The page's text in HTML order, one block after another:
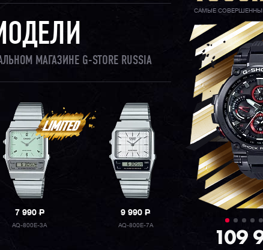
МАГАЗИНЕ G-STORE RUSSIA
7 990P
AQ-800E-3A
9 990P
AQ-800E-7A
САМЫЕ СОВЕРШЕННЫЕ
109